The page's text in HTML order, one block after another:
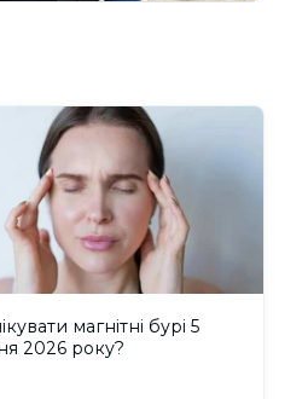
магнітні бурі 5
2026 року?